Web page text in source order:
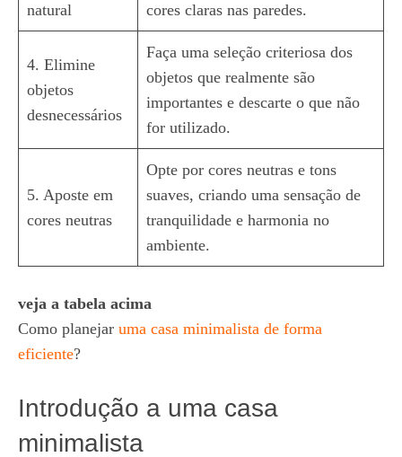
natural
cores claras nas paredes.
4. Elimine
objetos
desnecessários
Faça uma seleção criteriosa dos
objetos que realmente são
importantes e descarte o que não
for utilizado.
5. Aposte em
cores neutras
Opte por cores neutras e tons
suaves, criando uma sensação de
tranquilidade e harmonia no
ambiente.
veja a tabela acima
Como planejar uma casa minimalista de forma
eficiente?
Introdução a uma casa
minimalista